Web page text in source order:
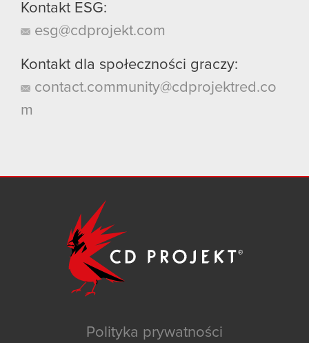
Kontakt ESG:
esg@cdprojekt.com
Kontakt dla społeczności graczy:
contact.community@cdprojektred.co
m
Polityka prywatności